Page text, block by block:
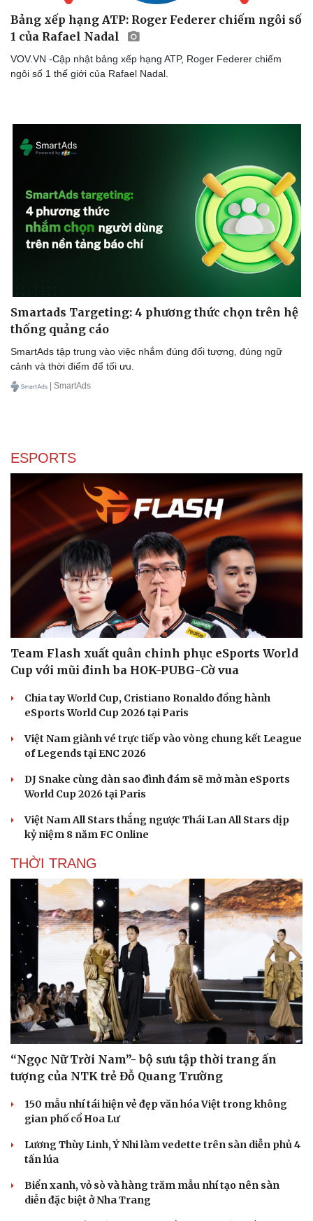
Sân khấu - Điện ảnh
Văn học
Âm nhạc
Di sản
Nghệ sĩ
Sao Việt
Bảng xếp hạng ATP: Roger Federer chiếm ngôi số
1 của Rafael Nadal
VOV.VN -Cập nhật bảng xếp hạng ATP, Roger Federer chiếm
ngôi số 1 thế giới của Rafael Nadal.
Smartads Targeting: 4 phương thức chọn trên hệ
thống quảng cáo
SmartAds tập trung vào việc nhắm đúng đối tượng, đúng ngữ
cảnh và thời điểm để tối ưu.
| SmartAds
ESPORTS
Team Flash xuất quân chinh phục eSports World
Cup với mũi đinh ba HOK-PUBG-Cờ vua
Chia tay World Cup, Cristiano Ronaldo đồng hành
eSports World Cup 2026 tại Paris
Việt Nam giành vé trực tiếp vào vòng chung kết League
of Legends tại ENC 2026
DJ Snake cùng dàn sao đình đám sẽ mở màn eSports
World Cup 2026 tại Paris
Việt Nam All Stars thắng ngược Thái Lan All Stars dịp
kỷ niệm 8 năm FC Online
THỜI TRANG
“Ngọc Nữ Trời Nam”- bộ sưu tập thời trang ấn
tượng của NTK trẻ Đỗ Quang Trường
150 mẫu nhí tái hiện vẻ đẹp văn hóa Việt trong không
gian phố cổ Hoa Lư
Lương Thùy Linh, Ý Nhi làm vedette trên sàn diễn phủ 4
tấn lúa
Biển xanh, vỏ sò và hàng trăm mẫu nhí tạo nên sàn
diễn đặc biệt ở Nha Trang